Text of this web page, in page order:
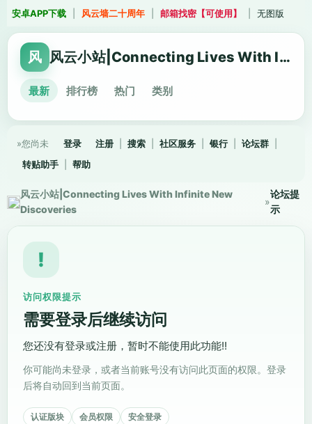
安卓APP下载 风云墙二十周年 邮箱找密【可使用】 无图版
风 风云小站|Connecting Lives With Infinite New Discoveries
最新 排行榜 热门 类别
»您尚未 登录 注册 搜索 社区服务 银行 论坛群
转贴助手
帮助
风云小站|Connecting Lives With Infinite New
Discoveries
»
论坛提
示
!
访问权限提示
需要登录后继续访问
您还没有登录或注册，暂时不能使用此功能!!
你可能尚未登录，或者当前账号没有访问此页面的权限。登录
后将自动回到当前页面。
认证版块 会员权限 安全登录